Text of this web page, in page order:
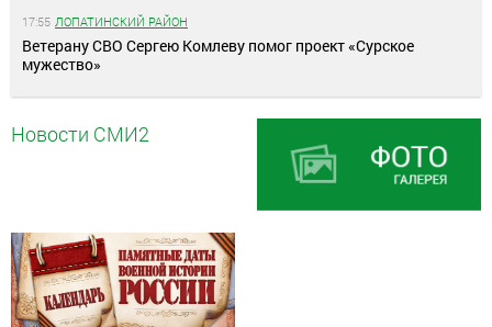
17:55 ЛОПАТИНСКИЙ РАЙОН
Ветерану СВО Сергею Комлеву помог проект «Сурское
мужество»
Новости СМИ2